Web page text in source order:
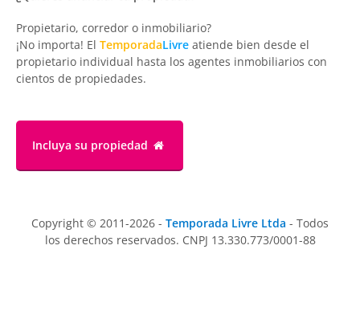
Propietario, corredor o inmobiliario?
¡No importa! El TemporadaLivre atiende bien desde el
propietario individual hasta los agentes inmobiliarios con
cientos de propiedades.
Incluya su propiedad
Copyright © 2011-2026 - Temporada Livre Ltda - Todos
los derechos reservados. CNPJ 13.330.773/0001-88